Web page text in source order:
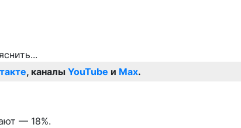
, каналы YouTube и Max.
— 18%.